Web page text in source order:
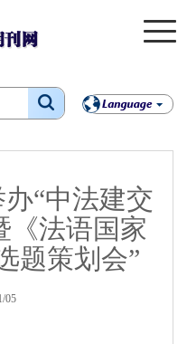
“中法建交
《法语国家
题策划会”
05